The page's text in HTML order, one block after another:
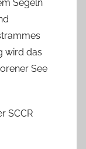
Segeln
wird das
See
SCCR